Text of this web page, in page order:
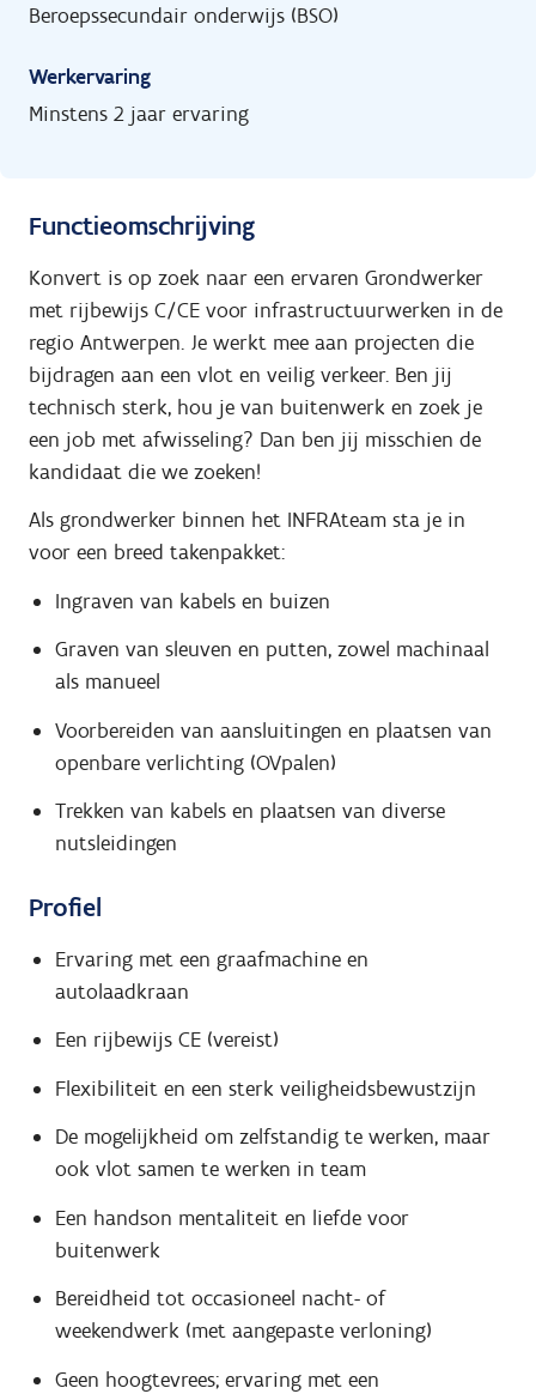
Beroepssecundair onderwijs (BSO)
Werkervaring
Minstens 2 jaar ervaring
Functieomschrijving
Konvert is op zoek naar een ervaren Grondwerker
met rijbewijs C/CE voor infrastructuurwerken in de
regio Antwerpen. Je werkt mee aan projecten die
bijdragen aan een vlot en veilig verkeer. Ben jij
technisch sterk, hou je van buitenwerk en zoek je
een job met afwisseling? Dan ben jij misschien de
kandidaat die we zoeken!
Als grondwerker binnen het INFRAteam sta je in
voor een breed takenpakket:
Ingraven van kabels en buizen
Graven van sleuven en putten, zowel machinaal
als manueel
Voorbereiden van aansluitingen en plaatsen van
openbare verlichting (OVpalen)
Trekken van kabels en plaatsen van diverse
nutsleidingen
Profiel
Ervaring met een graafmachine en
autolaadkraan
Een rijbewijs CE (vereist)
Flexibiliteit en een sterk veiligheidsbewustzijn
De mogelijkheid om zelfstandig te werken, maar
ook vlot samen te werken in team
Een handson mentaliteit en liefde voor
buitenwerk
Bereidheid tot occasioneel nacht- of
weekendwerk (met aangepaste verloning)
Geen hoogtevrees; ervaring met een